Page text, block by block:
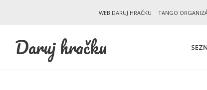
WEB DARUJ HRAČKU TANGO
Daruj hračku